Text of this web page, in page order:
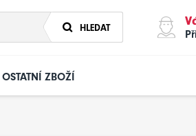
HLEDAT
OSTATNÍ ZBOŽÍ